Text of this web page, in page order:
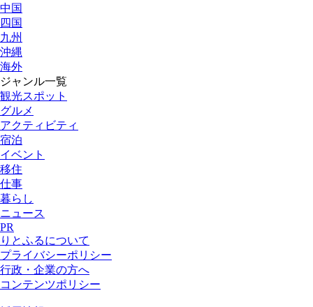
中国
四国
九州
沖縄
海外
ジャンル一覧
観光スポット
グルメ
アクティビティ
宿泊
イベント
移住
仕事
暮らし
ニュース
PR
りとふるについて
プライバシーポリシー
行政・企業の方へ
コンテンツポリシー